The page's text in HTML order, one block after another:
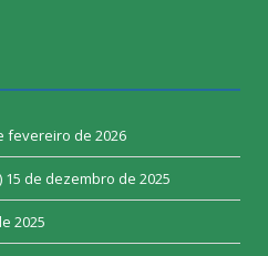
fevereiro de 2026
15 de dezembro de 2025
2025